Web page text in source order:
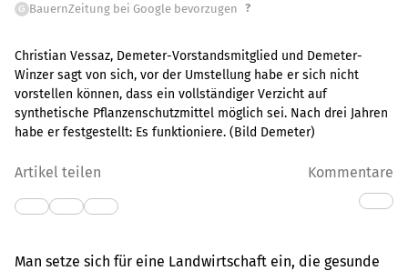
G BauernZeitung bei Google bevorzugen ?
Christian Vessaz, Demeter-Vorstandsmitglied und Demeter-
Winzer sagt von sich, vor der Umstellung habe er sich nicht
vorstellen können, dass ein vollständiger Verzicht auf
synthetische Pflanzenschutzmittel möglich sei. Nach drei Jahren
habe er festgestellt: Es funktioniere. (Bild Demeter)
Artikel teilen Kommentare
Man setze sich für eine Landwirtschaft ein, die gesunde